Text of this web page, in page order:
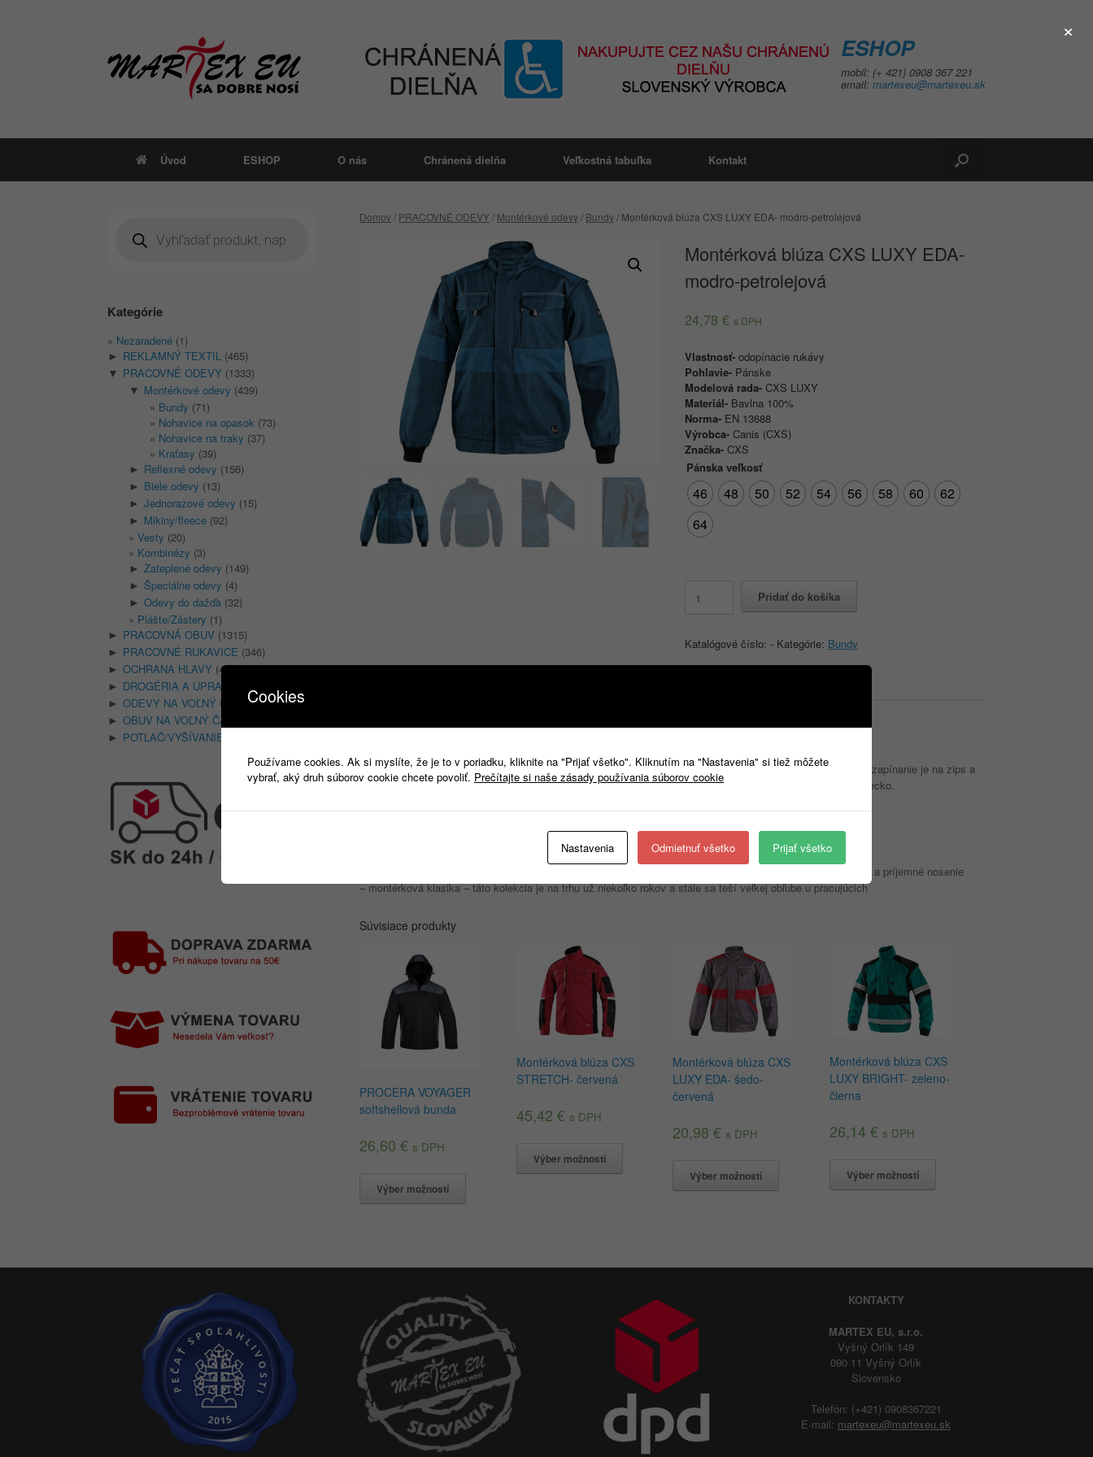
ESHOP
mobil: (+ 421) 0908 367 221
email: martexeu@martexeu.sk
Úvod ESHOP O nás Chránená dielňa Veľkostná tabuľka Kontakt
Domov/ PRACOVNÉ ODEVY/ Montérkové odevy/ Bundy/ Montérková blúza CXS LUXY EDA- modro-petrolejová
Montérková blúza CXS LUXY EDA-
modro-petrolejová
24,78€ s DPH
Vlastnosť-odopínacie rukávy
Pohlavie- Pánske
Modelová rada-CXS LUXY
Materiál- Bavlna 100%
Norma- EN 13688
Výrobca-Canis (CXS)
Značka-CXS
Pánska veľkosť
46 48 50 52 54 56 58 60
62
64
Montérková
LUXY
EDA-
Pridať do košíka
Katalógové číslo:- Kategórie: Bundy
Popis
Montérková blúza CXS LUXY EDA má odopínateľné rukávy, ktoré sú zakončené pružnou manžetou. Predné zapínanie je na zips a
je kryté lištou. Pás blúzy je stiahnutý do gumy. Blúza má náprsne vrecká, bočné vrecká a skryté náprsné vrecko.
– bavlnený materiál – montérky sú ušité zo 100% bavlny, čo zabezpečuje vysokú saciu schopnosť materiálu a príjemné nosenie
– montérková klasika – táto kolekcia je na trhu už niekoľko rokov a stále sa teší veľkej obľube u pracujúcich
Súvisiace produkty
PROCERA VOYAGER
softshellová bunda
26,60€ s DPH
Výber možností
Montérková blúza CXS
STRETCH- červená
45,42 € s DPH
Výber možností
Montérková blúza CXS
LUXY EDA- šedo-
červená
20,98€ s DPH
Výber možností
Montérková blúza CXS
LUXY BRIGHT- zeleno-
čierna
26,14 € s DPH
Výber možností
search
Kategórie
Nezaradené (1)
► REKLAMNÝ TEXTIL (465)
▼ PRACOVNÉ ODEVY (1333)
▼ Montérkové odevy (439)
Bundy (71)
Nohavice na opasok (73)
Nohavice na traky (37)
Kraťasy (39)
► Reflexné odevy (156)
► Biele odevy (13)
► Jednorazové odevy (15)
► Mikiny/fleece (92)
Vesty (20)
Kombinézy (3)
► Zateplené odevy (149)
► Špeciálne odevy (4)
► Odevy do dažďa (32)
Plášte/Zástery (1)
► PRACOVNÁ OBUV (1315)
► PRACOVNÉ RUKAVICE (346)
► OCHRANA HLAVY (400)
► DROGÉRIA A UPRATOVANIE
► ODEVY NA VOĽNÝ ČAS (135)
► OBUV NA VOĽNÝ ČAS
► POTLAČ/VYŠÍVANIE
KONTAKTY
MARTEX EU, s.r.o.
Vyšný Orlík 149
090 11 Vyšný Orlík
Slovensko
Telefón: (+421) 0908367221
E-mail: martexeu@martexeu.sk
×
Cookies
Používame cookies. Ak si myslíte, že je to v poriadku, kliknite na "Prijať všetko". Kliknutím na "Nastavenia" si tiež môžete
vybrať, aký druh súborov cookie chcete povoliť. Prečítajte si naše zásady používania súborov cookie
Nastavenia Odmietnuť všetko Prijať všetko